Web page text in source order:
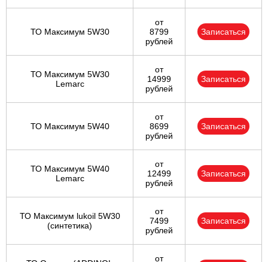
ТО Максимум 5W30
от
8799
рублей
Записаться
ТО Максимум 5W30
Lemarc
от
14999
рублей
Записаться
ТО Максимум 5W40
от
8699
рублей
Записаться
ТО Максимум 5W40
Lemarc
от
12499
рублей
Записаться
ТО Максимум lukoil 5W30
(синтетика)
от
7499
рублей
Записаться
от